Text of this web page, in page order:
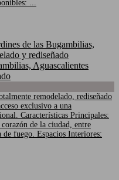
...
Aguascalientes
remodelado, rediseñado
exclusivo a una
Características Principales:
de la ciudad, entre
fuego. Espacios Interiores: